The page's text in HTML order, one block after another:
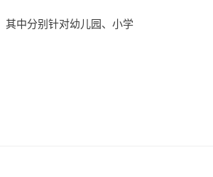
其中分别针对幼儿园、小学